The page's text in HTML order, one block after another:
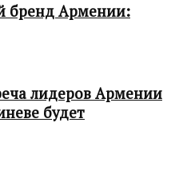
бренд Армении:
лидеров Армении
будет